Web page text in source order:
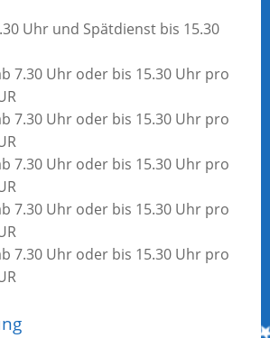
Uhr und Spätdienst bis 15.30
7.30 Uhr oder bis 15.30 Uhr pro
7.30 Uhr oder bis 15.30 Uhr pro
7.30 Uhr oder bis 15.30 Uhr pro
7.30 Uhr oder bis 15.30 Uhr pro
7.30 Uhr oder bis 15.30 Uhr pro